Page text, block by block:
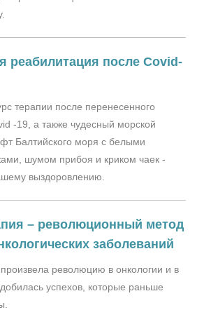
реабилитация после Covid-
терапии после перенесенного
-19, а также чудесный морской
Балтийского моря с белыми
шумом прибоя и криком чаек -
выздоровлению.
– революционный метод
заболеваний
революцию в онкологии и в
успехов, которые раньше